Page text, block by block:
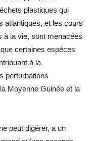
plastiques qui
atlantiques, et les cours
à la vie, sont menacées
certaines espèces
à la
perturbations
Moyenne Guinée et la
peut digérer, a un